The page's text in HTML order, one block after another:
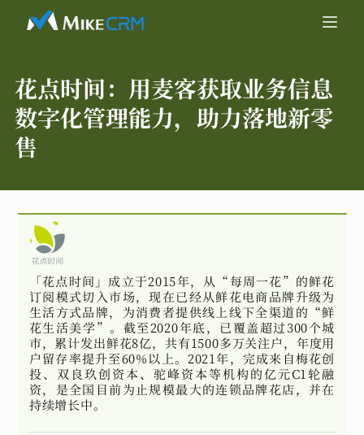
花点时间： 用麦客获取业务信息
数字化管理能力，助力落地新零
售
「花点时间」成立于2015年，从“每周一花”的鲜花
订阅模式切入市场，现在已经从鲜花电商品牌升级为
生活方式品牌，为消费者提供线上线下全渠道的“鲜
花生活美学”。截至2020年底，已覆盖超过300个城
市，累计发出鲜花8亿，共有1500多万关注户，年度用
户留存率提升至60%以上。2021年，完成来自梅花创
投、双良玖创资本、驼峰资本等机构的亿元C1轮融
资，是全国目前为止规模最大的连锁品牌花店，并在
持续增长中。